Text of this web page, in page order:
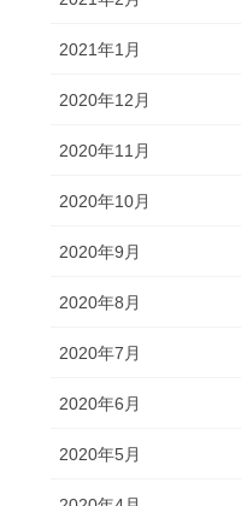
2021年1月
2020年12月
2020年11月
2020年10月
2020年9月
2020年8月
2020年7月
2020年6月
2020年5月